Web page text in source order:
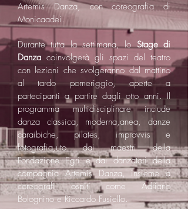
Artemis Danza, con coreografia di
Monicaadei.
Durante tutta la settimana, loStage di
Danza coinvolgerà gli spazi del teatro
con lezioni che svolgeranno dal mattino
al tardo pomeriggio, aperte a
partecipanti a partire dagli otto anni. Il
programma multidisciplinare include
danza classica, moderna,anea, danze
caraibiche, pilates, improvvis e
fotografia,uto dai maestri della
Fondazione Egri e dai danzatori della
compagnia Artemis Danza, insieme a
coreografi ospiti come Adriano
Bolognino e Riccardo Fusiello.